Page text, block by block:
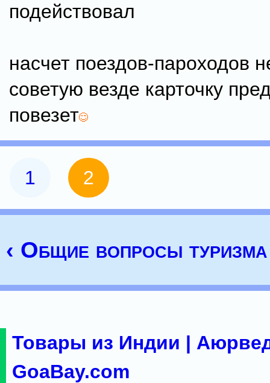
подействовал
насчет поездов-пароходов
советую везде карточку
повезет
1 2
‹ Общие вопросы туризма
Товары из Индии |
GoaBay.com